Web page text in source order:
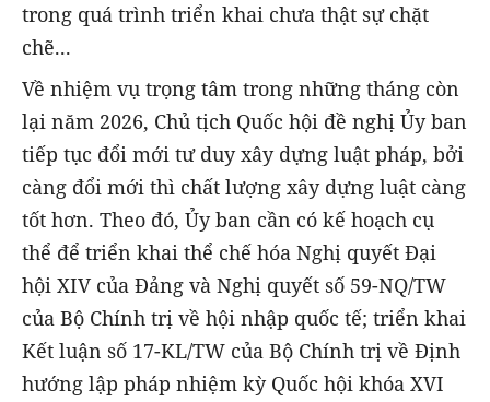
trong quá trình triển khai chưa thật sự chặt
chẽ...
Về nhiệm vụ trọng tâm trong những tháng còn
lại năm 2026, Chủ tịch Quốc hội đề nghị Ủy ban
tiếp tục đổi mới tư duy xây dựng luật pháp, bởi
càng đổi mới thì chất lượng xây dựng luật càng
tốt hơn. Theo đó, Ủy ban cần có kế hoạch cụ
thể để triển khai thể chế hóa Nghị quyết Đại
hội XIV của Đảng và Nghị quyết số 59-NQ/TW
của Bộ Chính trị về hội nhập quốc tế; triển khai
Kết luận số 17-KL/TW của Bộ Chính trị về Định
hướng lập pháp nhiệm kỳ Quốc hội khóa XVI